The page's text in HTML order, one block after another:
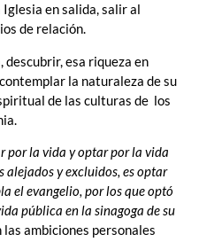
en salida, salir al
de relación.
descubrir, esa riqueza en
la naturaleza de su
de las culturas de los
por la vida y optar por la vida
alejados y excluidos, es optar
el evangelio, por los que optó
pública en la sinagoga de su
las ambiciones personales